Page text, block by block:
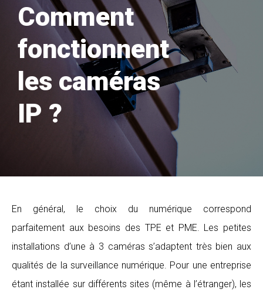
Comment
fonctionnent
les caméras
IP ?
En général, le choix du numérique correspond
parfaitement aux besoins des TPE et PME. Les petites
installations d’une à 3 caméras s’adaptent très bien aux
qualités de la surveillance numérique. Pour une entreprise
étant installée sur différents sites (même à l’étranger), les